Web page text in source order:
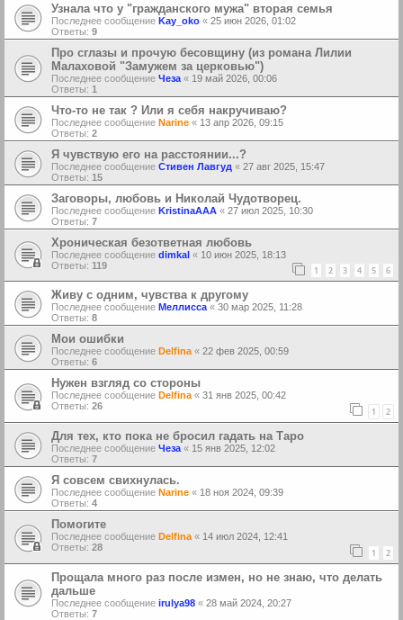
Узнала что у "гражданского мужа" вторая семья
Последнее сообщение Kay_oko « 25 июн 2026, 01:02
Ответы: 9
Про сглазы и прочую бесовщину (из романа Лилии
Малаховой "Замужем за церковью")
Последнее сообщение Чеза « 19 май 2026, 00:06
Ответы: 1
Что-то не так ? Или я себя накручиваю?
Последнее сообщение Narine « 13 апр 2026, 09:15
Ответы: 2
Я чувствую его на расстоянии...?
Последнее сообщение Стивен Лавгуд « 27 авг 2025, 15:47
Ответы: 15
Заговоры, любовь и Николай Чудотворец.
Последнее сообщение KristinaAAA « 27 июл 2025, 10:30
Ответы: 7
Хроническая безответная любовь
Последнее сообщение dimkal « 10 июн 2025, 18:13
Ответы: 119 1 2 3 4 5 6
Живу с одним, чувства к другому
Последнее сообщение Меллисса « 30 мар 2025, 11:28
Ответы: 8
Мои ошибки
Последнее сообщение Delfina « 22 фев 2025, 00:59
Ответы: 6
Нужен взгляд со стороны
Последнее сообщение Delfina « 31 янв 2025, 00:42
Ответы: 26 1 2
Для тех, кто пока не бросил гадать на Таро
Последнее сообщение Чеза « 15 янв 2025, 12:02
Ответы: 7
Я совсем свихнулась.
Последнее сообщение Narine « 18 ноя 2024, 09:39
Ответы: 4
Помогите
Последнее сообщение Delfina « 14 июл 2024, 12:41
Ответы: 28 1 2
Прощала много раз после измен, но не знаю, что делать
дальше
Последнее сообщение irulya98 « 28 май 2024, 20:27
Ответы: 7